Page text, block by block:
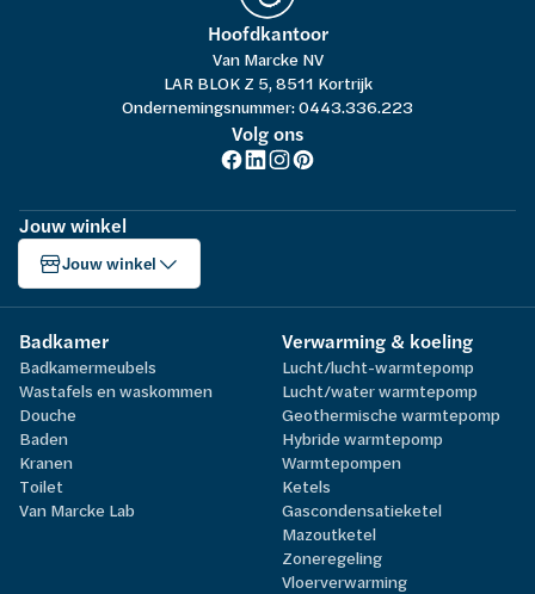
Hoofdkantoor
Van Marcke NV
LAR BLOK Z 5, 8511 Kortrijk
Ondernemingsnummer: 0443.336.223
Volg ons
Jouw winkel
Jouw winkel
Badkamer
Badkamermeubels
Wastafels en waskommen
Douche
Baden
Kranen
Toilet
Van Marcke Lab
Verwarming & koeling
Lucht/lucht-warmtepomp
Lucht/water warmtepomp
Geothermische warmtepomp
Hybride warmtepomp
Warmtepompen
Ketels
Gascondensatieketel
Mazoutketel
Zoneregeling
Vloerverwarming